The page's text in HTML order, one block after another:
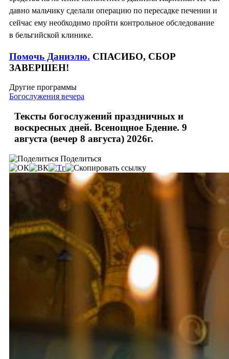
давно мальчику сделали операцию по пересадке печении и
сейчас ему необходимо пройти контрольное обследование
в бельгийской клинике.
Помочь Даниэлю. СПАСИБО, СБОР
ЗАВЕРШЕН!
Другие программы
Богослужения вечера
Тексты богослужений праздничных и
воскресных дней. Всенощное Бдение. 9
августа (вечер 8 августа) 2026г.
Поделиться